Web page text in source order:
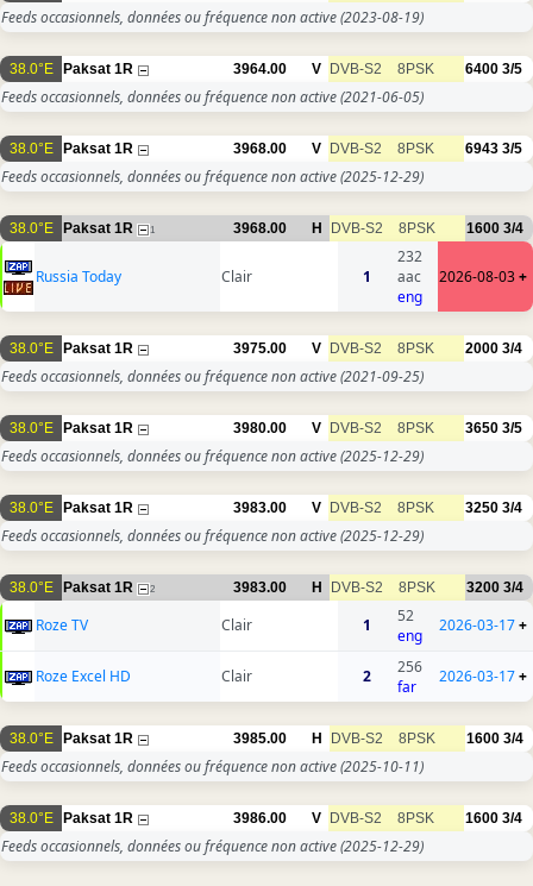
Feeds occasionnels, données ou fréquence non active(2023-08-19)
38.0°E Paksat 1R 3964.00 V DVB-S2 8PSK 6400 3/5
Feeds occasionnels, données ou fréquence non active(2021-06-05)
38.0°E Paksat 1R 3968.00 V DVB-S2 8PSK 6943 3/5
Feeds occasionnels, données ou fréquence non active(2025-12-29)
38.0°E Paksat 1R 1 3968.00 H DVB-S2 8PSK 1600 3/4
Russia Today Clair 1
232
aac
eng
2026-08-03+
38.0°E Paksat 1R 3975.00 V DVB-S2 8PSK 2000 3/4
Feeds occasionnels, données ou fréquence non active(2021-09-25)
38.0°E Paksat 1R 3980.00 V DVB-S2 8PSK 3650 3/5
Feeds occasionnels, données ou fréquence non active(2025-12-29)
38.0°E Paksat 1R 3983.00 V DVB-S2 8PSK 3250 3/4
Feeds occasionnels, données ou fréquence non active(2025-12-29)
38.0°E Paksat 1R 2 3983.00 H DVB-S2 8PSK 3200 3/4
Roze TV Clair 1
52
eng
2026-03-17+
Roze Excel HD Clair 2
256
far
2026-03-17+
38.0°E Paksat 1R 3985.00 H DVB-S2 8PSK 1600 3/4
Feeds occasionnels, données ou fréquence non active(2025-10-11)
38.0°E Paksat 1R 3986.00 V DVB-S2 8PSK 1600 3/4
Feeds occasionnels, données ou fréquence non active(2025-12-29)